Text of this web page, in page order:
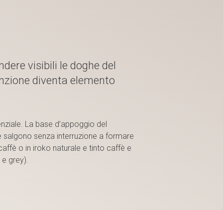
visibili le doghe del
diventa elemento
La base d’appoggio del
senza interruzione a formare
o in iroko naturale e tinto caffè e
grey).